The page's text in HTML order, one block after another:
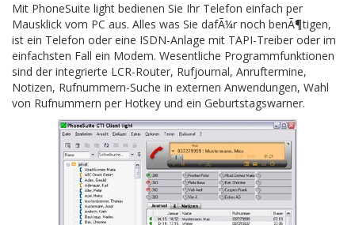
Mit PhoneSuite light bedienen Sie Ihr Telefon einfach per
Mausklick vom PC aus. Alles was Sie dafÃ¼r noch benÃ¶tigen,
ist ein Telefon oder eine ISDN-Anlage mit TAPI-Treiber oder im
einfachsten Fall ein Modem. Wesentliche Programmfunktionen
sind der integrierte LCR-Router, Rufjournal, Anruftermine,
Notizen, Rufnummern-Suche in externen Anwendungen, Wahl
von Rufnummern per Hotkey und ein Geburtstagswarner.